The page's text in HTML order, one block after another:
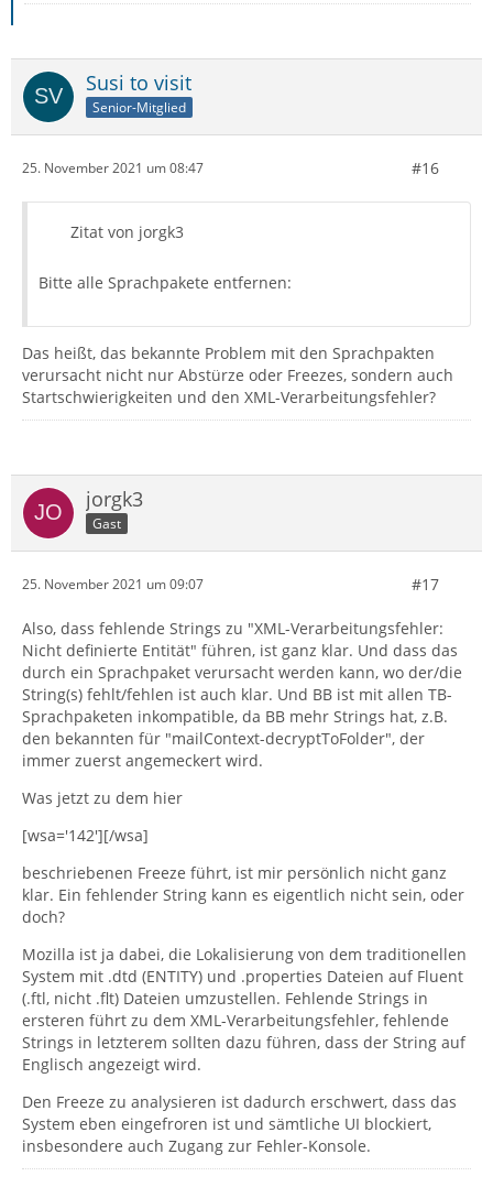
Susi to visit
Senior-Mitglied
25. November 2021 um 08:47 #16
Zitat von jorgk3
Bitte alle Sprachpakete entfernen:
Das heißt, das bekannte Problem mit den Sprachpakten
verursacht nicht nur Abstürze oder Freezes, sondern auch
Startschwierigkeiten und den XML-Verarbeitungsfehler?
jorgk3
Gast
25. November 2021 um 09:07 #17
Also, dass fehlende Strings zu "XML-Verarbeitungsfehler:
Nicht definierte Entität" führen, ist ganz klar. Und dass das
durch ein Sprachpaket verursacht werden kann, wo der/die
String(s) fehlt/fehlen ist auch klar. Und BB ist mit allen TB-
Sprachpaketen inkompatible, da BB mehr Strings hat, z.B.
den bekannten für "mailContext-decryptToFolder", der
immer zuerst angemeckert wird.
Was jetzt zu dem hier
[wsa='142'][/wsa]
beschriebenen Freeze führt, ist mir persönlich nicht ganz
klar. Ein fehlender String kann es eigentlich nicht sein, oder
doch?
Mozilla ist ja dabei, die Lokalisierung von dem traditionellen
System mit .dtd (ENTITY) und .properties Dateien auf Fluent
(.ftl, nicht .flt) Dateien umzustellen. Fehlende Strings in
ersteren führt zu dem XML-Verarbeitungsfehler, fehlende
Strings in letzterem sollten dazu führen, dass der String auf
Englisch angezeigt wird.
Den Freeze zu analysieren ist dadurch erschwert, dass das
System eben eingefroren ist und sämtliche UI blockiert,
insbesondere auch Zugang zur Fehler-Konsole.